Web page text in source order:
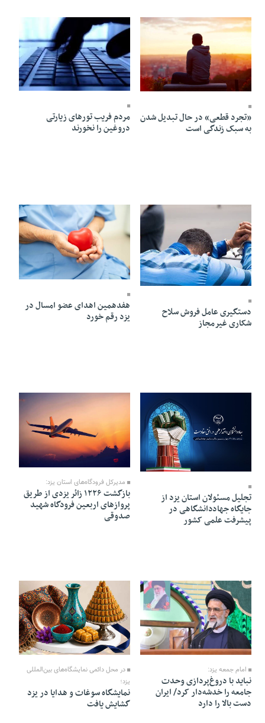
16 Mordad 1405 - 20:24
«تجرد قطعی» در حال تبدیل شدن
به سبک زندگی است
16 Mordad 1405 - 20:23
مردم فریب تورهای زیارتی
دروغین را نخورند
16 Mordad 1405 - 20:21
دستگیری عامل فروش سلاح
شکاری غیرمجاز
16 Mordad 1405 - 20:17
هفدهمین اهدای عضو امسال در
یزد رقم خورد
تجلیل مسئولان استان یزد از
جایگاه جهاددانشگاهی در
پیشرفت علمی کشور
16 Mordad 1405 - 20:13
مدیرکل فرودگاه‌های استان یزد:
بازگشت ۱۲۲۶ زائر یزدی از طریق
پروازهای اربعین فرودگاه شهید
صدوقی
16 Mordad 1405 - 20:11
امام جمعه یزد:
نباید با دروغ‌پردازی وحدت
جامعه را خدشه‌دار کرد/ ایران
دست بالا را دارد
16 Mordad 1405 - 20:10
در محل دائمی نمایشگاه‌های بین‌المللی
یزد؛
نمایشگاه سوغات و هدایا در یزد
گشایش یافت